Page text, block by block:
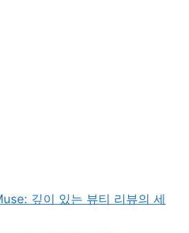
깊이 있는 뷰티 리뷰의 세